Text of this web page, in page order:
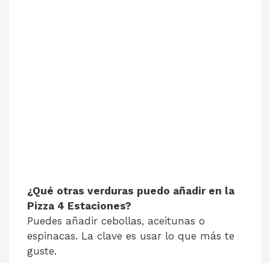
¿Qué otras verduras puedo añadir en la
Pizza 4 Estaciones?
Puedes añadir cebollas, aceitunas o
espinacas. La clave es usar lo que más te
guste.